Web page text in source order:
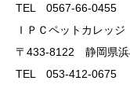
TEL 0567-66-0455
ＩＰＣペットカレッ
〒433-8122 静岡県浜
TEL 053-412-0675